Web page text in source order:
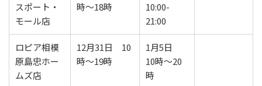
スポート・
モール店
時～18時
10:00-
21:00
ロピア相模
原島忠ホー
ムズ店
12月31日 10
時～19時
1月5日
10時～20
時